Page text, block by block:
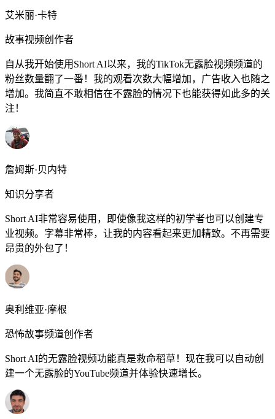
艾米丽·卡特
故事视频创作者
自从我开始使用Short AI以来，我的TikTok无露脸视频频道的
粉丝数量翻了一番！我的观看次数大幅增加，广告收入也随之
增加。我简直不敢相信在不露脸的情况下也能获得如此多的关
注！
詹姆斯·贝内特
知识分享者
Short AI非常容易使用，即使像我这样的初学者也可以创建专
业视频。字幕非常棒，让我的内容看起来更加精致。不再需要
昂贵的外包了！
奥利维亚·摩根
恐怖故事频道创作者
Short AI的无露脸视频功能真是救命稻草！现在我可以自动创
建一个无露脸的YouTube频道并体验快速增长。